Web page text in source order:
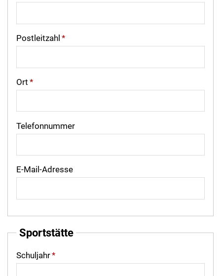
Postleitzahl *
Ort *
Telefonnummer
E-Mail-Adresse
Sportstätte
Schuljahr*